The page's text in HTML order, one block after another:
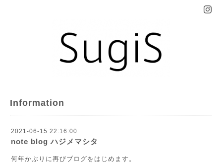
Information
2021-06-15 22:16:00
note blog ハジメマシタ
何年かぶりに再びブログをはじめます。